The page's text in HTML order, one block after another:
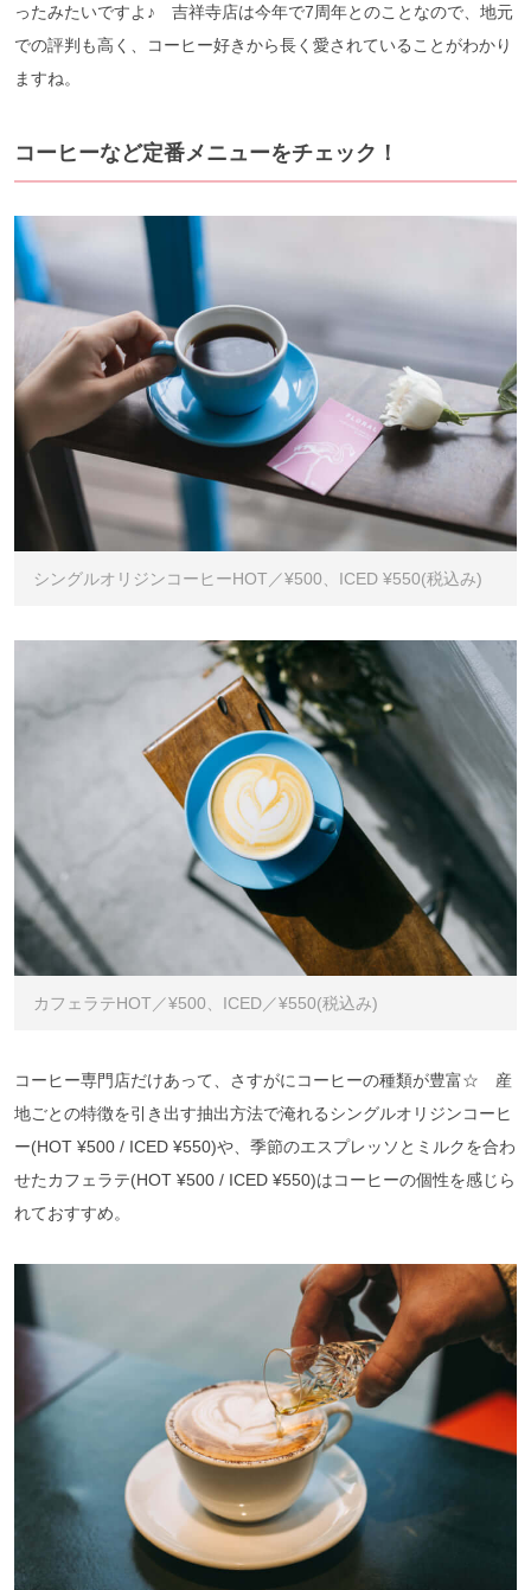
ったみたいですよ♪ 吉祥寺店は今年で7周年とのことなので、地元
での評判も高く、コーヒー好きから長く愛されていることがわかり
ますね。
コーヒーなど定番メニューをチェック！
シングルオリジンコーヒーHOT／¥500、ICED ¥550(税込み)
カフェラテHOT／¥500、ICED／¥550(税込み)
コーヒー専門店だけあって、さすがにコーヒーの種類が豊富☆ 産
地ごとの特徴を引き出す抽出方法で淹れるシングルオリジンコーヒ
ー(HOT ¥500 / ICED ¥550)や、季節のエスプレッソとミルクを合わ
せたカフェラテ(HOT ¥500 / ICED ¥550)はコーヒーの個性を感じら
れておすすめ。